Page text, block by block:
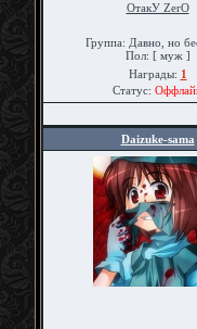
ОтакУ ZerO
Группа: Давно, но
Пол: [ муж ]
Награды: 1
Статус:
Daizuke-sama